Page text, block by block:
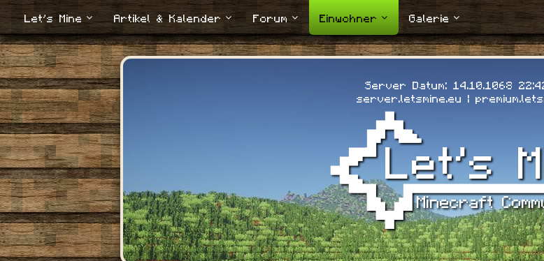
Let's Mine Artikel & Kalender Forum Einwohner Galerie
Server Datum: 14.10.1068
server.letsmine.eu |